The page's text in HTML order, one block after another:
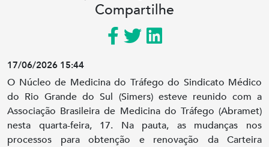
Compartilhe
17/06/2026 15:44
O Núcleo de Medicina do Tráfego do Sindicato Médico
do Rio Grande do Sul (Simers) esteve reunido com a
Associação Brasileira de Medicina do Tráfego (Abramet)
nesta quarta-feira, 17. Na pauta, as mudanças nos
processos para obtenção e renovação da Carteira